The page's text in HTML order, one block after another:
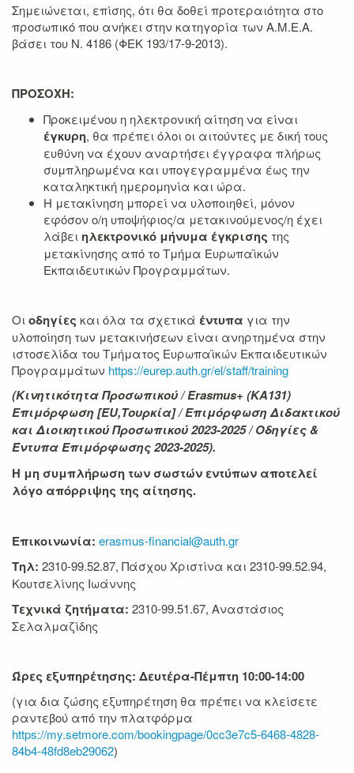
Σημειώνεται, επίσης, ότι θα δοθεί προτεραιότητα στο
προσωπικό που ανήκει στην κατηγορία των Α.Μ.Ε.Α.
βάσει του Ν. 4186 (ΦΕΚ 193/17-9-2013).
ΠΡΟΣΟΧΗ:
Προκειμένου η ηλεκτρονική αίτηση να είναι
έγκυρη, θα πρέπει όλοι οι αιτούντες με δική τους
ευθύνη να έχουν αναρτήσει έγγραφα πλήρως
συμπληρωμένα και υπογεγραμμένα έως την
καταληκτική ημερομηνία και ώρα.
Η μετακίνηση μπορεί να υλοποιηθεί, μόνον
εφόσον ο/η υποψήφιος/α μετακινούμενος/η έχει
λάβει ηλεκτρονικό μήνυμα έγκρισης της
μετακίνησης από το Τμήμα Ευρωπαϊκών
Εκπαιδευτικών Προγραμμάτων.
Οι οδηγίες και όλα τα σχετικά έντυπα για την
υλοποίηση των μετακινήσεων είναι ανηρτημένα στην
ιστοσελίδα του Τμήματος Ευρωπαϊκών Εκπαιδευτικών
Προγραμμάτων https://eurep.auth.gr/el/staff/training
(Κινητικότητα Προσωπικού /Erasmus+ (ΚΑ131)
Επιμόρφωση [EU,Τουρκία] / Επιμόρφωση Διδακτικού
και Διοικητικού Προσωπικού 2023-2025 / Οδηγίες &
Έντυπα Επιμόρφωσης 2023-2025).
Η μη συμπλήρωση των σωστών εντύπων αποτελεί
λόγο απόρριψης της αίτησης.
Επικοινωνία: erasmus-financial@auth.gr
Tηλ: 2310-99.52.87, Πάσχου Χριστίνα και 2310-99.52.94,
Κουτσελίνης Ιωάννης
Τεχνικά ζητήματα: 2310-99.51.67, Αναστάσιος
Σελαλμαζίδης
Ώρες εξυπηρέτησης: Δευτέρα-Πέμπτη 10:00-14:00
(για δια ζώσης εξυπηρέτηση θα πρέπει να κλείσετε
ραντεβού από την πλατφόρμα
https://my.setmore.com/bookingpage/0cc3e7c5-6468-4828-
84b4-48fd8eb29062)